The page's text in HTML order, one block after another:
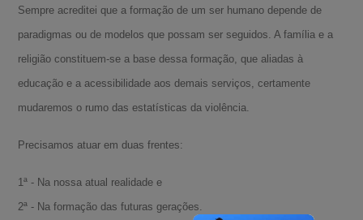
Sempre acreditei que a formação de um ser humano depende de
paradigmas ou de modelos que possam ser seguidos. A família e a
religião constituem-se a base dessa formação, que aliadas à
educação e a acessibilidade aos demais serviços, certamente
mudaremos o rumo das estatísticas da violência.
Precisamos atuar em duas frentes:
1ª - Na nossa atual realidade e
2ª - Na formação das futuras gerações.